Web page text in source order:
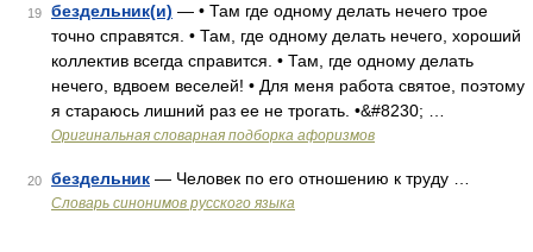
19 бездельник(и) — • Там где одному делать нечего трое
точно справятся. • Там, где одному делать нечего, хороший
коллектив всегда справится. • Там, где одному делать
нечего, вдвоем веселей! • Для меня работа святое, поэтому
я стараюсь лишний раз ее не трогать. •&#8230; …
Оригинальная словарная подборка афоризмов
20 бездельник — Человек по его отношению к труду …
Словарь синонимов русского языка